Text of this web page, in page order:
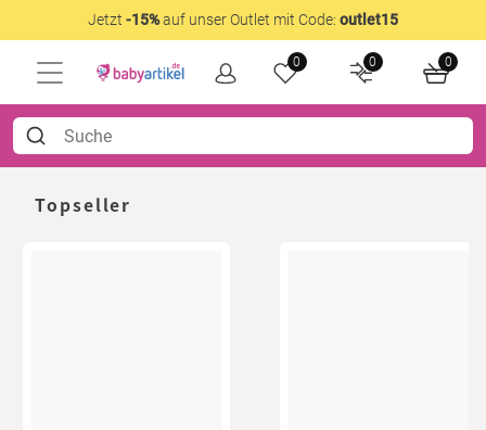
Jetzt -15%auf unser Outlet mit Code: outlet15
0 0 0
Topseller